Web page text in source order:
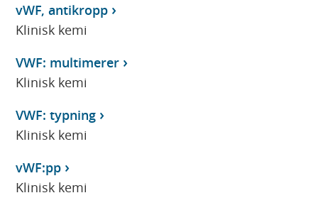
vWF, antikropp
Klinisk kemi
VWF: multimerer
Klinisk kemi
VWF: typning
Klinisk kemi
vWF:pp
Klinisk kemi